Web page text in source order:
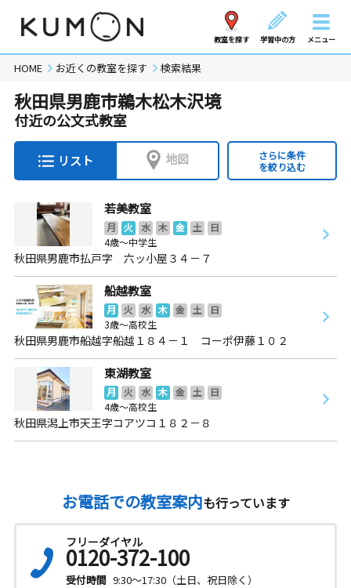
教室を探す 学習中の方 メニュー
HOME お近くの教室を探す 検索結果
秋田県男鹿市鵜木松木沢境
付近の公文式教室
リスト 地図
さらに条件
を絞り込む
若美教室
月 火 水 木 金 土
日
4歳～中学生
秋田県男鹿市払戸字 六ッ小屋３４－７
船越教室
月 火 水 木 金 土
日
3歳～高校生
秋田県男鹿市船越字船越１８４－１ コーポ伊藤１０２
東湖教室
月 火 水 木 金 土
日
4歳～高校生
秋田県潟上市天王字コアツコ１８２－８
お電話での教室案内も行っています
フリーダイヤル
0120-372-100
受付時間 9:30～17:30（土日、祝日除く）